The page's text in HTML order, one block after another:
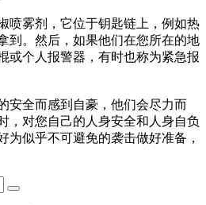
喷雾剂，它位于钥匙链上，例如热
到。然后，如果他们在您所在的地
或个人报警器，有时也称为紧急报
安全而感到自豪，他们会尽力而
，对您自己的人身安全和人身自负
为似乎不可避免的袭击做好准备，